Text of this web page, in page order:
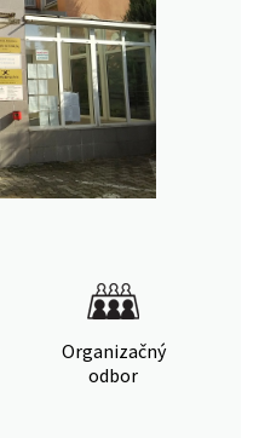
Organizačný
odbor